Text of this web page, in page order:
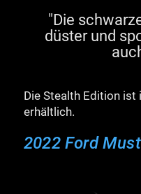
"Die
düster und
Die Stealth Edition ist
erhältlich.
2022 Ford